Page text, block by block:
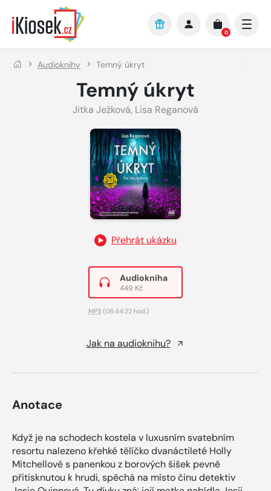
Přejít na hlavní obsah
0
Audioknihy Temný úkryt
Temný úkryt
Jitka Ježková, Lisa Reganová
Přehrát ukázku
Audiokniha
449 Kč
MP3 (08:44:22 hod.)
Jak na audioknihu?
Anotace
Když je na schodech kostela v luxusním svatebním
resortu nalezeno křehké tělíčko dvanáctileté Holly
Mitchellové s panenkou z borových šišek pevně
přitisknutou k hrudi, spěchá na místo činu detektiv